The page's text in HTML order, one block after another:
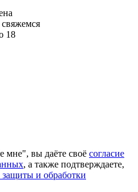
18
мне", вы даёте своё согласие
, а также подтверждаете,
и обработки